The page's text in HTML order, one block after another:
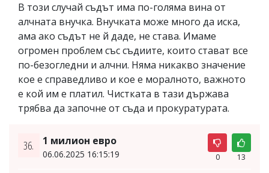
В този случай съдът има по-голяма вина от
алчната внучка. Внучката може много да иска,
ама ако съдът не й даде, не става. Имаме
огромен проблем със съдиите, които стават все
по-безогледни и алчни. Няма никакво значение
кое е справедливо и кое е моралното, важното
е кой им е платил. Чистката в тази държава
трябва да започне от съда и прокуратурата.
36. 1 милион евро
06.06.2025 16:15:19 0 13